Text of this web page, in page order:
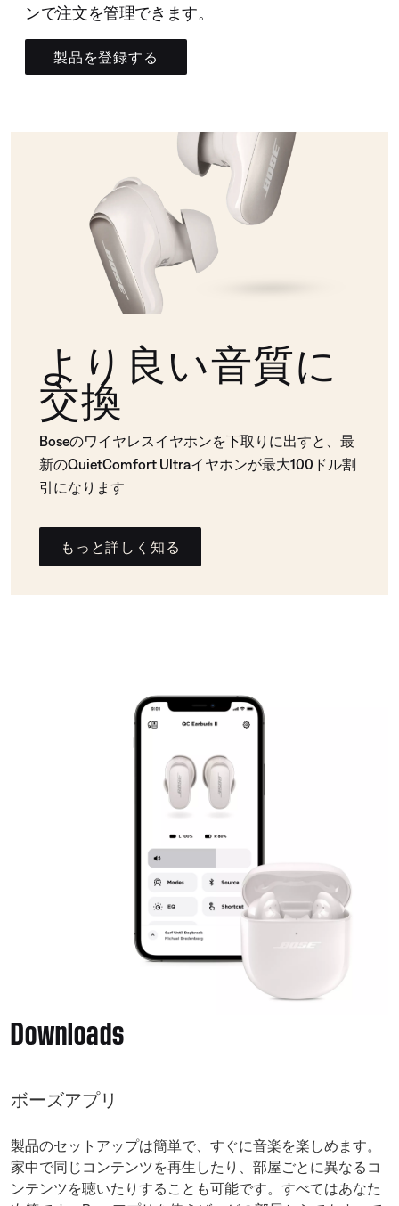
ンで注文を管理できます。
製品を登録する
より良い音質に
交換
Boseのワイヤレスイヤホンを下取りに出すと、最
新のQuietComfort Ultraイヤホンが最大100ドル割
引になります
もっと詳しく知る
Downloads
ボーズアプリ
製品のセットアップは簡単で、すぐに音楽を楽しめます。
家中で同じコンテンツを再生したり、部屋ごとに異なるコ
ンテンツを聴いたりすることも可能です。すべてはあなた